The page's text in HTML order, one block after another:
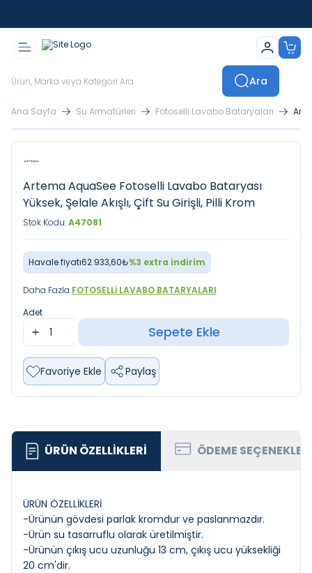
Ara
Ana Sayfa Su Armatürleri Fotoselli Lavabo Bataryaları
Artema AquaSee Fotoselli Lavabo Bataryası
Yüksek, Şelale Akışlı, Çift Su Girişli, Pilli Krom
Stok Kodu:A47081
Havale fiyatı62.933,60₺%3 extra indirim
Daha Fazla FOTOSELLI LAVABO BATARYALARI
Adet
Sepete Ekle
Favoriye Ekle Paylaş
ÜRÜN ÖZELLIKLERI ÖDEME
ÜRÜN ÖZELLİKLERİ
-Ürünün gövdesi parlak kromdur ve paslanmazdır.
-Ürün su tasarruflu olarak üretilmiştir.
-Ürünün çıkış ucu uzunluğu 13 cm, çıkış ucu yüksekliği
20 cm'dir.